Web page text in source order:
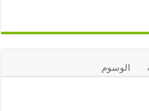
الوسوم